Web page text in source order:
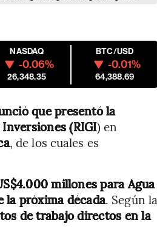
NASDAQ
-0.06%
26,348.35
BTC/USD
-0.01%
64,388.69
que presentó la
(RIGI) en
, de los cuales es
millones para Agua
la próxima década. Según la
de trabajo directos en la